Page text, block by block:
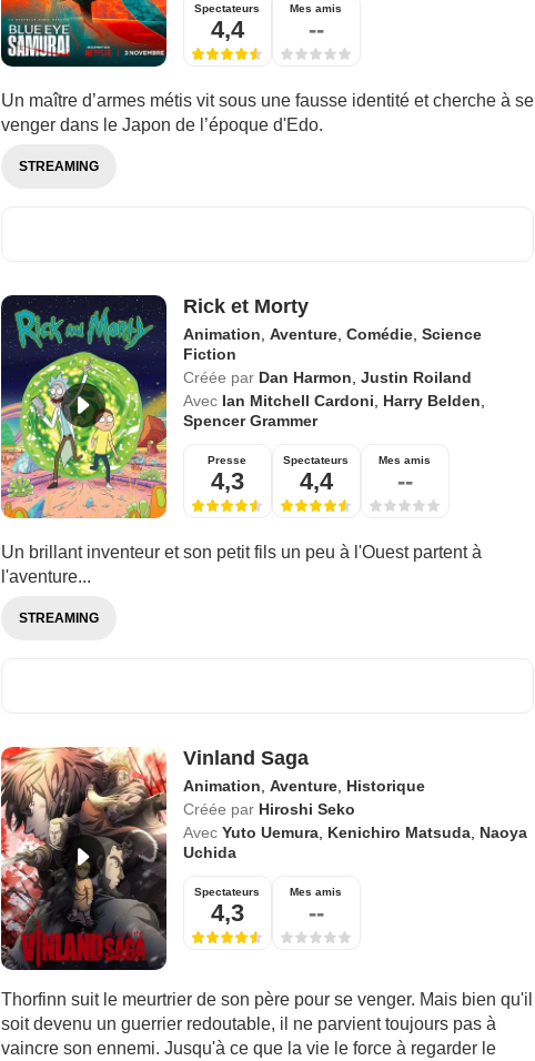
Spectateurs
4,4
Mes amis
--
Un maître d’armes métis vit sous une fausse identité et cherche à se
venger dans le Japon de l’époque d'Edo.
STREAMING
Rick et Morty
Animation Aventure, Comédie, Science
Fiction
Créée par Dan Harmon Justin Roiland
Avec Ian Mitchell Cardoni Harry Belden
Spencer Grammer
Presse
4,3
Spectateurs
4,4
Mes amis
--
Un brillant inventeur et son petit fils un peu à l'Ouest partent à
l'aventure...
STREAMING
Vinland Saga
Animation Aventure, Historique
Créée par Hiroshi Seko
Avec Yuto Uemura, Kenichiro Matsuda, Naoya
Uchida
Spectateurs
4,3
Mes amis
--
Thorfinn suit le meurtrier de son père pour se venger. Mais bien qu'il
soit devenu un guerrier redoutable, il ne parvient toujours pas à
vaincre son ennemi. Jusqu'à ce que la vie le force à regarder le